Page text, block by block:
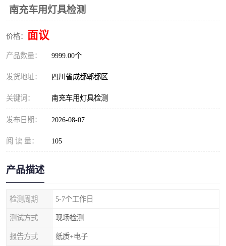
南充车用灯具检测
价格： 面议
产品数量： 9999.00个
发货地址： 四川省成都郫都区
关键词： 南充车用灯具检测
发布日期： 2026-08-07
阅 读 量： 105
产品描述
检测周期 5-7个工作日
测试方式 现场检测
报告方式 纸质+电子